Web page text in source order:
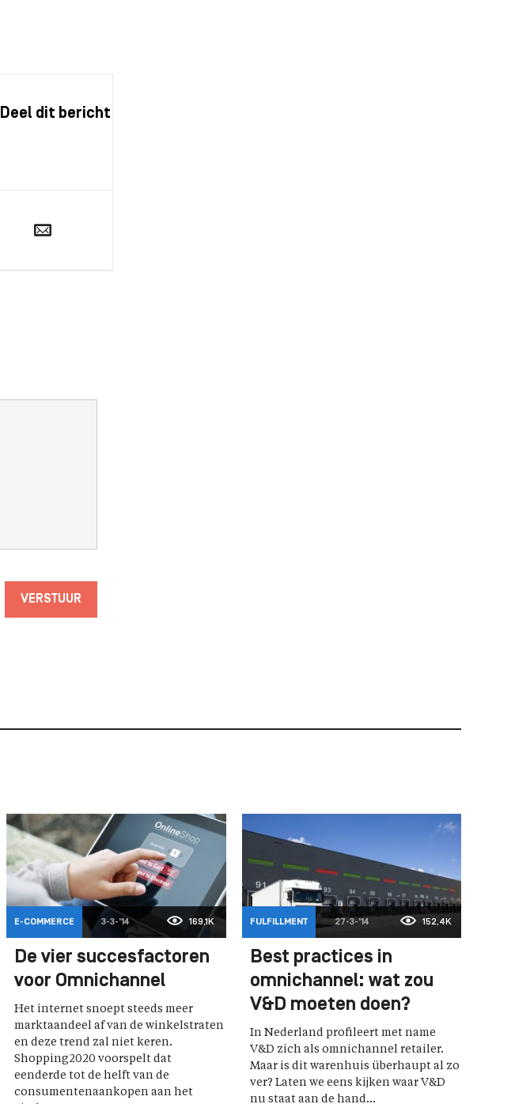
Deel dit bericht
VERSTUUR
E-COMMERCE 3-3-'14 169,1K
De vier succesfactoren
voor Omnichannel
Het internet snoept steeds meer
marktaandeel af van de winkelstraten
en deze trend zal niet keren.
Shopping2020 voorspelt dat
eenderde tot de helft van de
consumentenaankopen aan het
FULFILLMENT 27-3-'14 152,4K
Best practices in
omnichannel: wat zou
V&D moeten doen?
In Nederland profileert met name
V&D zich als omnichannel retailer.
Maar is dit warenhuis überhaupt al zo
ver? Laten we eens kijken waar V&D
nu staat aan de hand...